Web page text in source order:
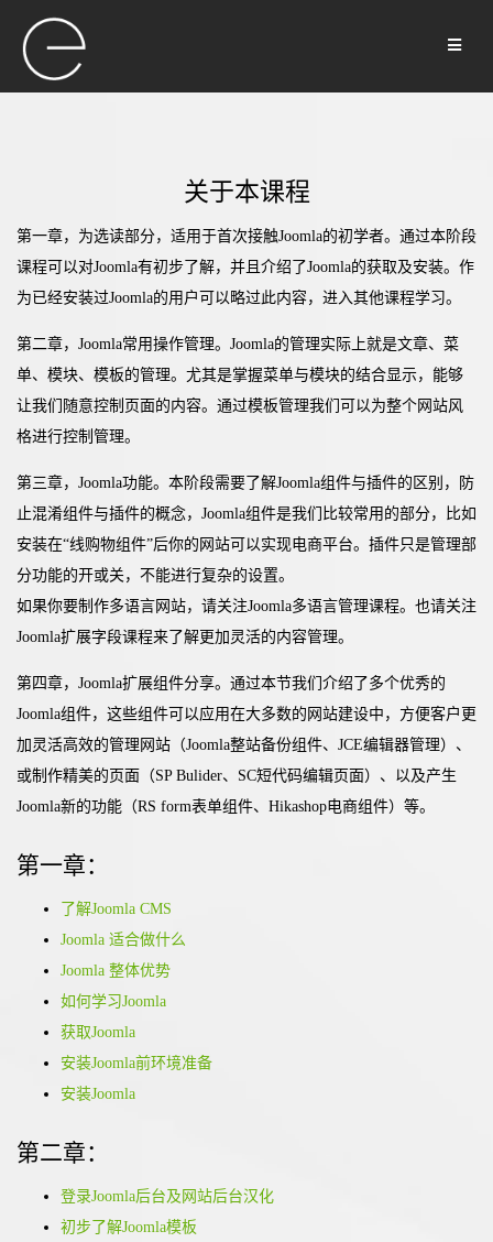
关于本课程
第一章，为选读部分，适用于首次接触Joomla的初学者。通过本阶段
课程可以对Joomla有初步了解，并且介绍了Joomla的获取及安装。作
为已经安装过Joomla的用户可以略过此内容，进入其他课程学习。
第二章，Joomla常用操作管理。Joomla的管理实际上就是文章、菜
单、模块、模板的管理。尤其是掌握菜单与模块的结合显示，能够
让我们随意控制页面的内容。通过模板管理我们可以为整个网站风
格进行控制管理。
第三章，Joomla功能。本阶段需要了解Joomla组件与插件的区别，防
止混淆组件与插件的概念，Joomla组件是我们比较常用的部分，比如
安装在“线购物组件”后你的网站可以实现电商平台。插件只是管理部
分功能的开或关，不能进行复杂的设置。
如果你要制作多语言网站，请关注Joomla多语言管理课程。也请关注
Joomla扩展字段课程来了解更加灵活的内容管理。
第四章，Joomla扩展组件分享。通过本节我们介绍了多个优秀的
Joomla组件，这些组件可以应用在大多数的网站建设中，方便客户更
加灵活高效的管理网站（Joomla整站备份组件、JCE编辑器管理）、
或制作精美的页面（SP Bulider、SC短代码编辑页面）、以及产生
Joomla新的功能（RS form表单组件、Hikashop电商组件）等。
第一章：
了解Joomla CMS
Joomla 适合做什么
Joomla 整体优势
如何学习Joomla
获取Joomla
安装Joomla前环境准备
安装Joomla
第二章：
登录Joomla后台及网站后台汉化
初步了解Joomla模板